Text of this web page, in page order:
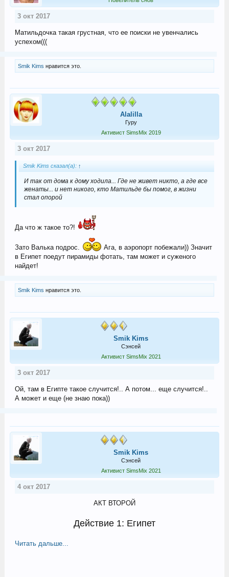
3 окт 2017
Матильдочка такая грустная, что ее поиски не увенчались
успехом(((
Smik Kims нравится это.
Alalilla
Гуру
Активист SimsMix 2019
3 окт 2017
Smik Kims сказал(а): ↑
И так от дома к дому ходила... Где не живет никто, а где все
женаты... и нет никого, кто Матильде бы помог, в жизни
стал опорой
Да что ж такое то?!
Зато Валька подрос.
Ага, в аэропорт побежали)) Значит
в Египет поедут пирамиды фотать, там может и суженого
найдет!
Smik Kims нравится это.
Smik Kims
Сэнсей
Активист SimsMix 2021
3 окт 2017
Ой, там в Египте такое случится!.. А потом... еще случится!..
А может и еще (не знаю пока))
Smik Kims
Сэнсей
Активист SimsMix 2021
4 окт 2017
АКТ ВТОРОЙ
Действие 1: Египет
Читать дальше...